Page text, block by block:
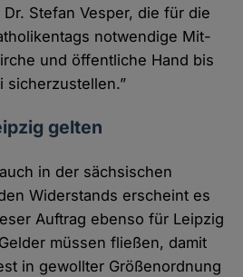
Stefan Vesper, die für die
notwendige Mit­
und öffent­liche Hand bis
sicher­zustellen.”
gelten
in der sächsischen
Wider­stands er­scheint es
Auf­trag ebenso für Leipzig
müssen fließen, damit
in gewollter Größen­ordnung